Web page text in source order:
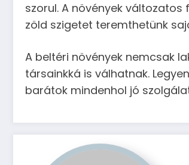
szorul. A növények
zöld szigetet teremthetünk
A beltéri növények nemcsak
társainkká is válhatnak.
barátok mindenhol jó